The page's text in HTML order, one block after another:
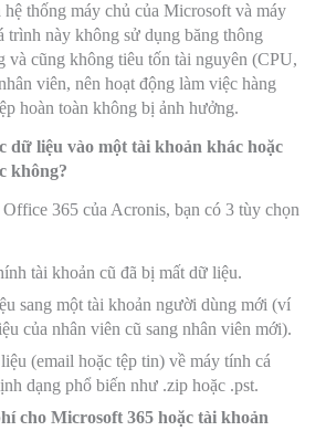
thống máy chủ của Microsoft và máy
trình này không sử dụng băng thông
và cũng không tiêu tốn tài nguyên (CPU,
viên, nên hoạt động làm việc hàng
hoàn toàn không bị ảnh hưởng.
dữ liệu vào một tài khoản khác hoặc
không?
365 của Acronis, bạn có 3 tùy chọn
tài khoản cũ đã bị mất dữ liệu.
sang một tài khoản người dùng mới (ví
của nhân viên cũ sang nhân viên mới).
(email hoặc tệp tin) về máy tính cá
dạng phổ biến như .zip hoặc .pst.
cho Microsoft 365 hoặc tài khoản